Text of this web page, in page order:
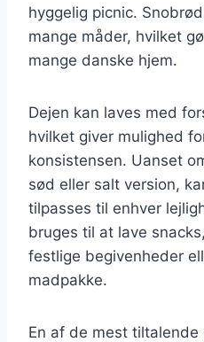
hyggelig picnic.
mange måder, hvilket
mange danske hjem.
Dejen kan laves med
hvilket giver mulighed
konsistensen. Uanset
sød eller salt version,
tilpasses til enhver
bruges til at lave
festlige begivenheder
madpakke.
En af de mest tiltalende